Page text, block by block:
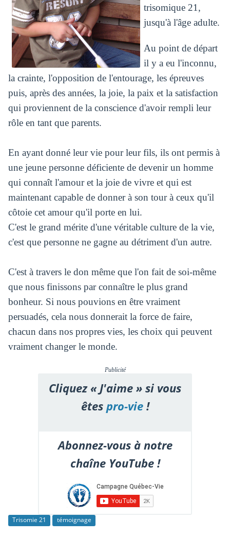
trisomique 21,
jusqu'à l'âge adulte.
Au point de départ
il y a eu l'inconnu,
la crainte, l'opposition de l'entourage, les épreuves
puis, après des années, la joie, la paix et la satisfaction
qui proviennent de la conscience d'avoir rempli leur
rôle en tant que parents.
En ayant donné leur vie pour leur fils, ils ont permis à
une jeune personne déficiente de devenir un homme
qui connaît l'amour et la joie de vivre et qui est
maintenant capable de donner à son tour à ceux qu'il
côtoie cet amour qu'il porte en lui.
C'est le grand mérite d'une véritable culture de la vie,
c'est que personne ne gagne au détriment d'un autre.
C'est à travers le don même que l'on fait de soi-même
que nous finissons par connaître le plus grand
bonheur. Si nous pouvions en être vraiment
persuadés, cela nous donnerait la force de faire,
chacun dans nos propres vies, les choix qui peuvent
vraiment changer le monde.
Publicité
Cliquez « J'aime » si vous
êtespro-vie!
Abonnez-vous à notre
chaîne YouTube !
Trisomie 21 témoignage